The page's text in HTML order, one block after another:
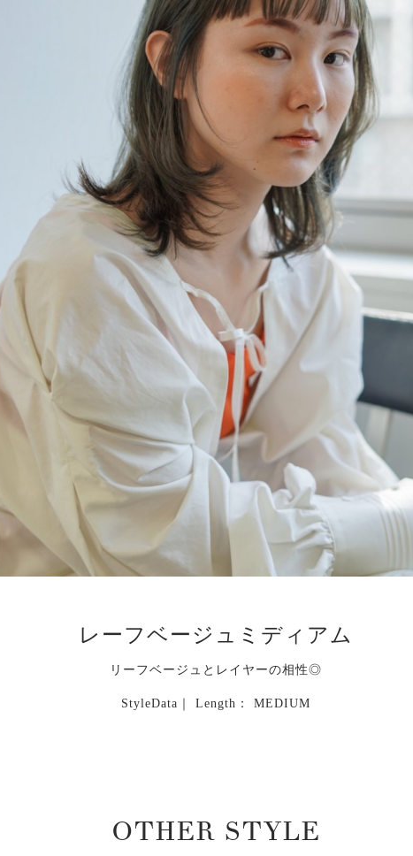
レーフベージュミディアム
リーフベージュとレイヤーの相性◎
StyleData｜ Length： MEDIUM
OTHER STYLE